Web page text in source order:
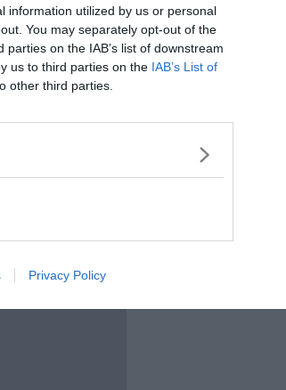
information utilized by us or personal
You may separately opt-out of the
on the IAB’s list of downstream
us to third parties on the IAB’s List of
other third parties.
Privacy Policy